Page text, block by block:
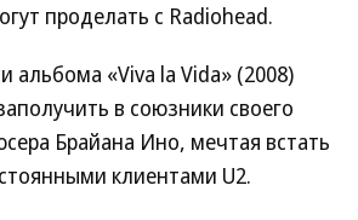
проделать с Radiohead.
альбома «Viva la Vida» (2008)
в союзники своего
Брайана Ино, мечтая встать
клиентами U2.